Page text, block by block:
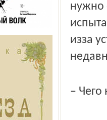
нужно
из­за
– Чего